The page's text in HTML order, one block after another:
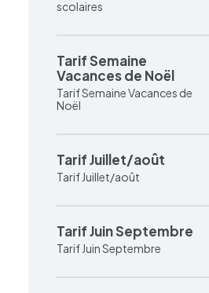
scolaires
Tarif Semaine
Vacances de Noël
Tarif Semaine Vacances de
Noël
Tarif Juillet/août
Tarif Juillet/août
Tarif Juin Septembre
Tarif Juin Septembre